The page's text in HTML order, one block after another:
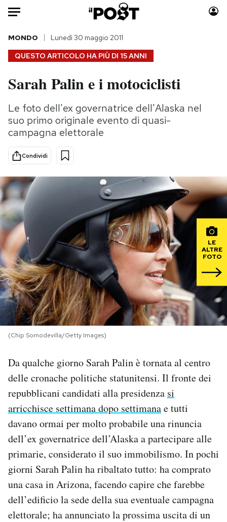
Auto
HOME
Italia
Politica
Tecnologia
Scienza
Economia
Moda
Consumismi
Storie/Idee
Altrecose
Mondiali calcio 2026
PODCAST
NEWSLETTER
I MIEI PREFERITI
CALENDARIO
AREA PERSONALE
Area Personale
Newsletter
Regala il Post
Hai bisogno di aiuto?
Esci
QUESTO ARTICOLO HA PIÙ DI 15 ANNI
MONDO Lunedì 30 maggio 2011
Sarah Palin e i motociclisti
Le foto dell'ex governatrice dell'Alaska nel
suo primo originale evento di quasi-
campagna elettorale
Condividi
LE
ALTRE
FOTO
(Chip Somodevilla/Getty Images)
Da qualche giorno Sarah Palin è tornata al centro
delle cronache politiche statunitensi. Il fronte dei
repubblicani candidati alla presidenza si
arricchisce settimana dopo settimanae tutti
davano ormai per molto probabile una rinuncia
dell’ex governatrice dell’Alaska a partecipare alle
primarie, considerato il suo immobilismo. In pochi
giorni Sarah Palin ha ribaltato tutto: ha comprato
una casa in Arizona, facendo capire che farebbe
dell’edificio la sede della sua eventuale campagna
elettorale; ha annunciato la prossima uscita di un